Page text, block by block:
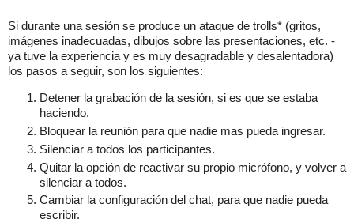
Si durante una sesión se produce un ataque de trolls* (gritos,
imágenes inadecuadas, dibujos sobre las presentaciones, etc. -
ya tuve la experiencia y es muy desagradable y desalentadora)
los pasos a seguir, son los siguientes:
Detener la grabación de la sesión, si es que se estaba
haciendo.
Bloquear la reunión para que nadie mas pueda ingresar.
Silenciar a todos los participantes.
Quitar la opción de reactivar su propio micrófono, y volver a
silenciar a todos.
Cambiar la configuración del chat, para que nadie pueda
escribir.